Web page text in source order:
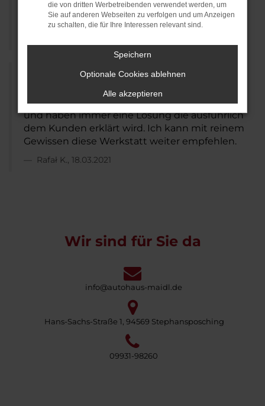
und Auto! wurde auch gewaschen. Top service
kann ich nur weiter empfehlen!
Hallo zusammen, hier wird einem wirklich
geholfen. Die Mitarbeiter sind sehr freundlich
und haben immer eine Lösung die ausführlich
dem Kunden erklärt wird. Ich kann mit reinem
Gewissen diese Werkstatt weiter empfehlen.
Rafał K., 18.03.2021
Wir sind für Sie da
info@autohaus-maidl.de
Hans-Sachs-Straße 1, 94569 Stephansposching
09931-98260
die von dritten Werbetreibenden verwendet werden, um
Sie auf anderen Webseiten zu verfolgen und um Anzeigen
zu schalten, die für Ihre Interessen relevant sind.
Speichern
Optionale Cookies ablehnen
Alle akzeptieren